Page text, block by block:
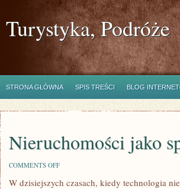
Turystyka, Podróże
STRONA GŁÓWNA SPIS TREŚCI BLOG
Nieruchomości jako
COMMENTS OFFON
JAKO
W dzisiejszych czasach, kiedy technologia